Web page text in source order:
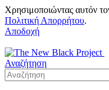
Χρησιμοποιώντας αυτόν
Πολιτική Απορρήτου.
Αποδοχή
Αναζήτηση